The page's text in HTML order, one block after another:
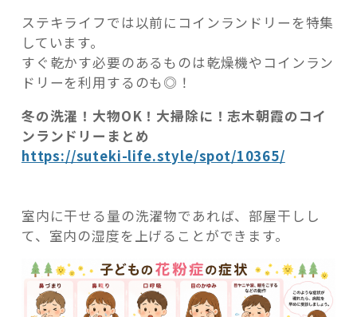
ステキライフでは以前にコインランドリーを特集
しています。
すぐ乾かす必要のあるものは乾燥機やコインラン
ドリーを利用するのも◎！
冬の洗濯！大物OK！大掃除に！志木朝霞のコイ
ンランドリーまとめ
https://suteki-life.style/spot/10365/
室内に干せる量の洗濯物であれば、部屋干しし
て、室内の湿度を上げることができます。